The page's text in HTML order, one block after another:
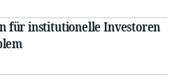
für institutionelle Investoren